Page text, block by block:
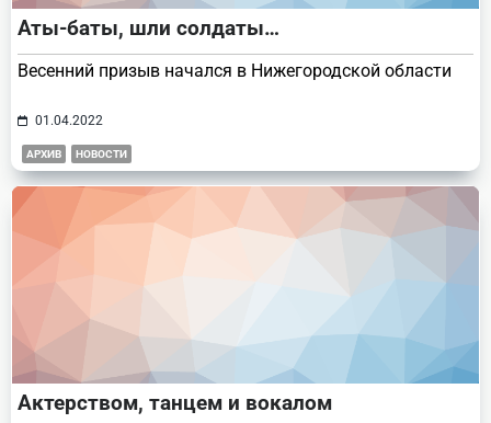
Аты-баты, шли солдаты…
Весенний призыв начался в Нижегородской области
01.04.2022
АРХИВ НОВОСТИ
Актерством, танцем и вокалом